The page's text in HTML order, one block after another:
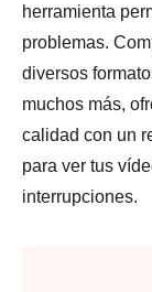
herramienta
problemas.
diversos
muchos más,
calidad con un
para ver tus
interrupciones.